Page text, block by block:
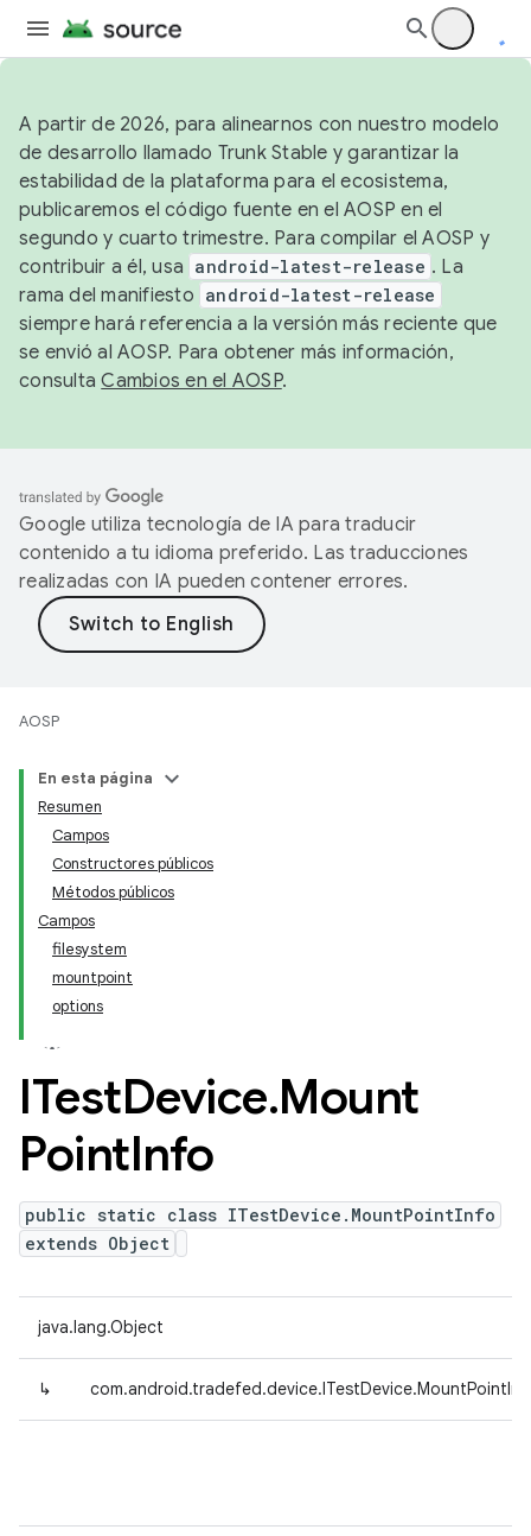
A partir de 2026, para alinearnos con nuestro modelo
de desarrollo llamado Trunk Stable y garantizar la
estabilidad de la plataforma para el ecosistema,
publicaremos el código fuente en el AOSP en el
segundo y cuarto trimestre. Para compilar el AOSP y
contribuir a él, usa android-latest-release . La
rama del manifiesto android-latest-release
siempre hará referencia a la versión más reciente que
se envió al AOSP. Para obtener más información,
consultaCambios en el AOSP.
Google utiliza tecnología de IA para traducir
contenido a tu idioma preferido. Las traducciones
realizadas con IA pueden contener errores.
AOSP
En esta página
Resumen
Campos
Constructores públicos
Métodos públicos
Campos
filesystem
mountpoint
options
ITestDevice.Mount
PointInfo
public static class ITestDevice.MountPointInfo
extends Object
java.lang.Object
↳